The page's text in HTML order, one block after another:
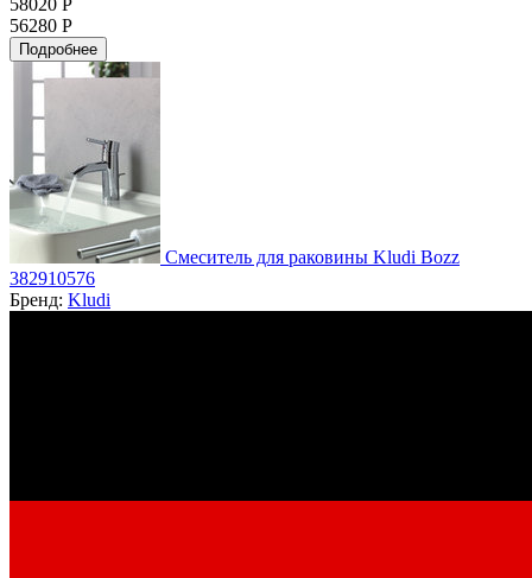
56280 Р
Подробнее
Смеситель для раковины Kludi Bozz
382910576
Бренд: Kludi